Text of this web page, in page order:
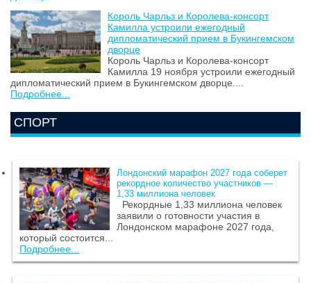
Король Чарльз и Королева-консорт
Камилла устроили ежегодный
дипломатический прием в Букингемском
дворце
Король Чарльз и Королева-консорт
Камилла 19 ноября устроили ежегодный
дипломатический прием в Букингемском дворце....
Подробнее...
СПОРТ
Лондонский марафон 2027 года соберет
рекордное количество участников —
1,33 миллиона человек
Рекордные 1,33 миллиона человек
заявили о готовности участия в
Лондонском марафоне 2027 года,
который состоится...
Подробнее...